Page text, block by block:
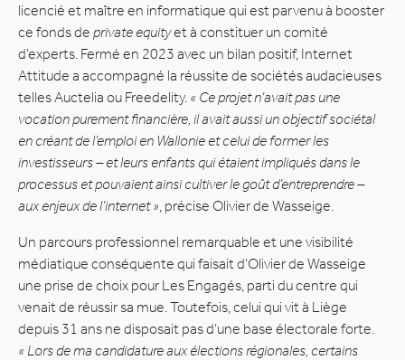
licencié et maître en informatique qui est parvenu à booster
ce fonds de private equityet à constituer un comité
d’experts. Fermé en 2023 avec un bilan positif, Internet
Attitude a accompagné la réussite de sociétés audacieuses
telles Auctelia ou Freedelity. « Ce projet n’avait pas une
vocation purement financière, il avait aussi un objectif sociétal
en créant de l’emploi en Wallonie et celui de former les
investisseurs – et leurs enfants qui étaient impliqués dans le
processus et pouvaient ainsi cultiver le goût d’entreprendre –
aux enjeux de l’internet » , précise Olivier de Wasseige.
Un parcours professionnel remarquable et une visibilité
médiatique conséquente qui faisait d’Olivier de Wasseige
une prise de choix pour Les Engagés, parti du centre qui
venait de réussir sa mue. Toutefois, celui qui vit à Liège
depuis 31 ans ne disposait pas d’une base électorale forte.
« Lors de ma candidature aux élections régionales, certains